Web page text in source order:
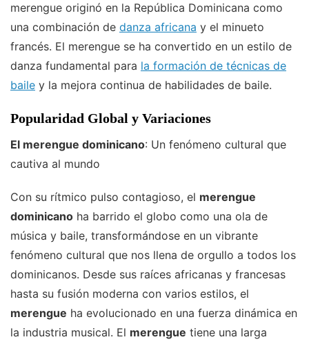
merengue originó en la República Dominicana como
una combinación de danza africana y el minueto
francés. El merengue se ha convertido en un estilo de
danza fundamental para la formación de técnicas de
baile y la mejora continua de habilidades de baile.
Popularidad Global y Variaciones
El merengue dominicano: Un fenómeno cultural que
cautiva al mundo
Con su rítmico pulso contagioso, el merengue
dominicano ha barrido el globo como una ola de
música y baile, transformándose en un vibrante
fenómeno cultural que nos llena de orgullo a todos los
dominicanos. Desde sus raíces africanas y francesas
hasta su fusión moderna con varios estilos, el
merengue ha evolucionado en una fuerza dinámica en
la industria musical. El merengue tiene una larga